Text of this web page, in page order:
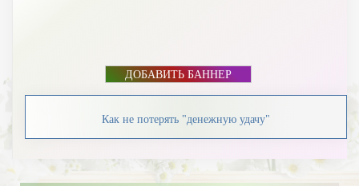
ДОБАВИТЬ БАННЕР
Как не потерять "денежную удачу"